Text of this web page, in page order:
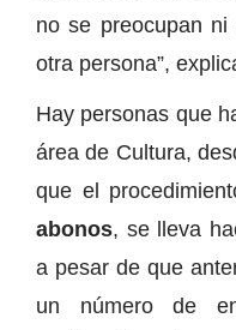
no se preocupan
otra persona”,
Hay personas que
área de Cultura,
que el
abonos, se lleva
a pesar de que
un número de